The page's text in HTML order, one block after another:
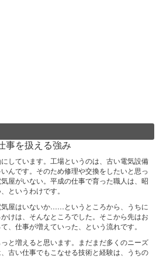
事を扱える強み
しています。工場というのは、古い電気設備
んです。そのため修理や交換をしたいと思っ
屋がいない。平成の仕事で育った職人は、昭
というわけです。
気屋はいないか……というところから、うちに
けは、そんなところでした。そこから先はお
、仕事が増えていった、という流れです。
と増えると思います。まだまだ多くのニーズ
古い仕事でもこなせる技術と経験は、うちの